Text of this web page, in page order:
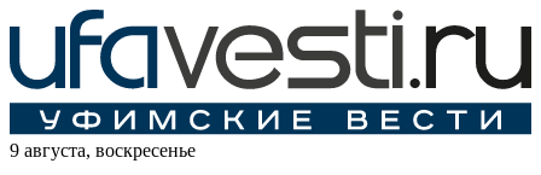
9 августа, воскресенье